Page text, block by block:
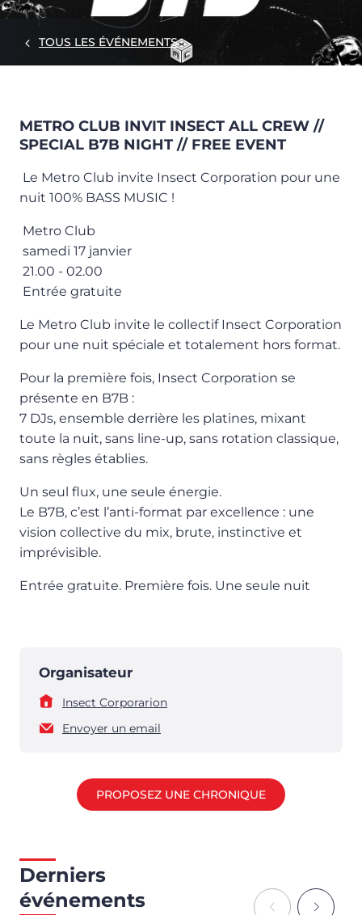
TOUS LES ÉVÉNEMENTS
METRO CLUB INVIT INSECT ALL CREW //
SPECIAL B7B NIGHT // FREE EVENT
Le Metro Club invite Insect Corporation pour une
nuit 100% BASS MUSIC !
Metro Club
samedi 17 janvier
21.00 - 02.00
Entrée gratuite
Le Metro Club invite le collectif Insect Corporation
pour une nuit spéciale et totalement hors format.
Pour la première fois, Insect Corporation se
présente en B7B :
7 DJs, ensemble derrière les platines, mixant
toute la nuit, sans line-up, sans rotation classique,
sans règles établies.
Un seul flux, une seule énergie.
Le B7B, c’est l’anti-format par excellence : une
vision collective du mix, brute, instinctive et
imprévisible.
Entrée gratuite. Première fois. Une seule nuit
Organisateur
Insect Corporarion
Envoyer un email
PROPOSEZ UNE CHRONIQUE
Derniers
événements